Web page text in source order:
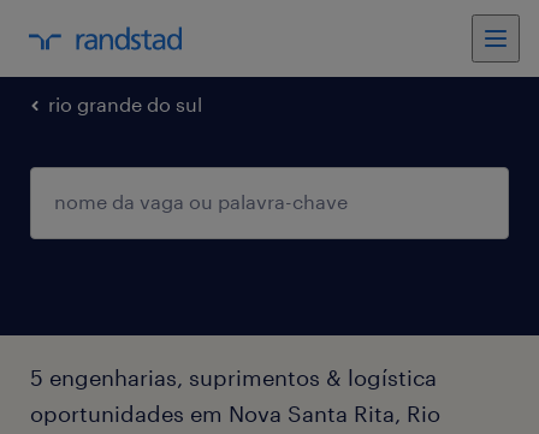
rio grande do sul
5 engenharias, suprimentos & logística
oportunidades em Nova Santa Rita, Rio